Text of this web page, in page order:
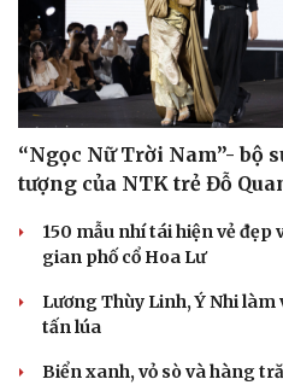
“Ngọc Nữ Trời Nam”- bộ
tượng của NTK trẻ Đỗ
150 mẫu nhí tái hiện vẻ
gian phố cổ Hoa Lư
Lương Thùy Linh, Ý Nhi
tấn lúa
Biển xanh, vỏ sò và hàng